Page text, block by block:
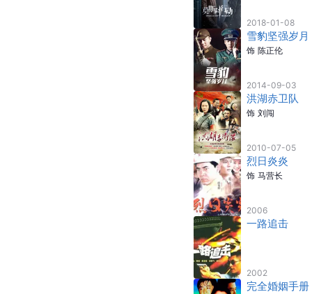
2018-01-08
雪豹坚强岁月
饰 陈正伦
2014-09-03
洪湖赤卫队
饰 刘闯
2010-07-05
烈日炎炎
饰 马营长
2006
一路追击
2002
完全婚姻手册